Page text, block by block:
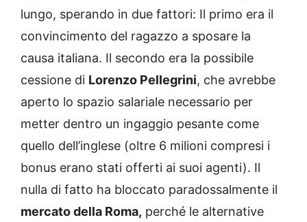
lungo, sperando in due fattori: Il primo era il
convincimento del ragazzo a sposare la
causa italiana. Il secondo era la possibile
cessione di Lorenzo Pellegrini, che avrebbe
aperto lo spazio salariale necessario per
metter dentro un ingaggio pesante come
quello dell’inglese (oltre 6 milioni compresi i
bonus erano stati offerti ai suoi agenti). Il
nulla di fatto ha bloccato paradossalmente il
mercato della Roma, perché le alternative